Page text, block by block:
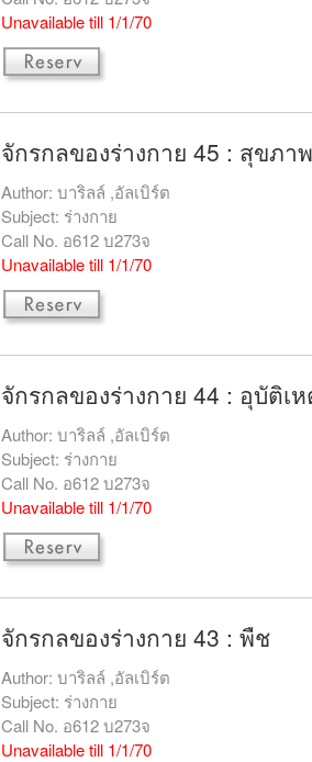
Unavailable till 1/1/70
จักรกลของร่างกาย 45 : สุขภา
Author: บาริลล์ ,อัลเบิร์ต
Subject: ร่างกาย
Call No. อ612 บ273จ
Unavailable till 1/1/70
จักรกลของร่างกาย 44 : อุบัติเ
Author: บาริลล์ ,อัลเบิร์ต
Subject: ร่างกาย
Call No. อ612 บ273จ
Unavailable till 1/1/70
จักรกลของร่างกาย 43 : พืช
Author: บาริลล์ ,อัลเบิร์ต
Subject: ร่างกาย
Call No. อ612 บ273จ
Unavailable till 1/1/70